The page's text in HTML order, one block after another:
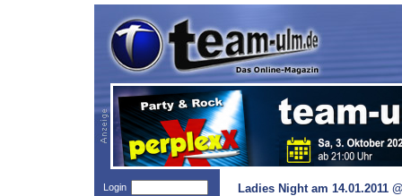
Login
Ladies Night am 14.01.2011